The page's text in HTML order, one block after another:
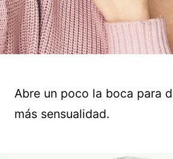
Abre un poco la boca para
más sensualidad.